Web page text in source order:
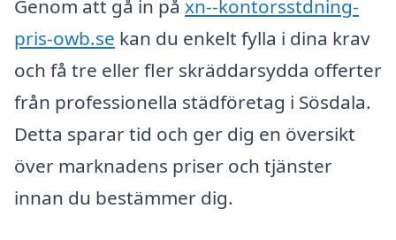
Genom att gå in på xn--kontorsstdning-
pris-owb.se kan du enkelt fylla i dina krav
och få tre eller fler skräddarsydda offerter
från professionella städföretag i Sösdala.
Detta sparar tid och ger dig en översikt
över marknadens priser och tjänster
innan du bestämmer dig.